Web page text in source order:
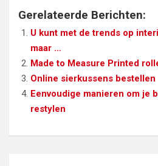
Gerelateerde Berichten:
U kunt met de trends op
maar …
Made to Measure Printed
Online sierkussens bestellen
Eenvoudige manieren om je
restylen